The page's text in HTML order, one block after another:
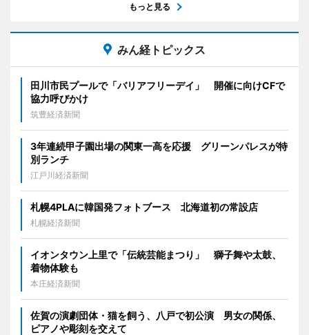
もっと見る
みん経トピックス
田川市民プールで「バリアフリーデイ」 開催に向けCFで
協力呼びかけ
筑豊経済新聞
3年連続甲子園出場の関東一高を応援 グリーンパレスが特
別ランチ
江戸川経済新聞
札幌4PLAに韓国発フォトブース 北海道初の常設店
札幌経済新聞
イオンタウン上里で「伝統芸能まつり」 獅子舞や太鼓、
着物体験も
本庄経済新聞
佐賀の演劇団体・猫を飼う、八戸で初公演 男女の関係、
ピアノや彫刻を交えて